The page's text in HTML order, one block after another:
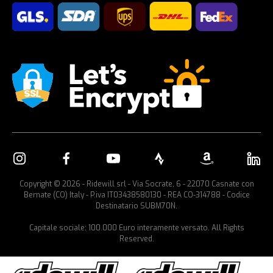
Copyright © 2026 - Ridewill srl - Via Socrate, 6 - 22070 Casnate con
Bernate (CO) Italy - P.iva IT03438580130 - REA CO-314788 - Codice
Destinatario SUBM70N.
Capitale sociale: 100.000 Euro interamente versato. All Rights
Reserved.